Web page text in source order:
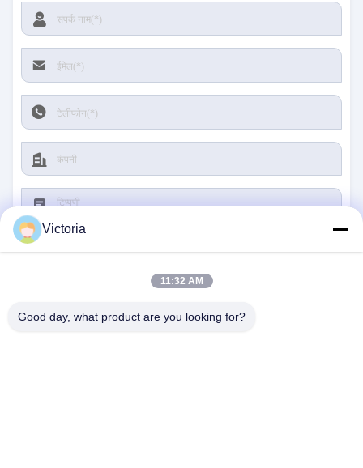
Victoria
11:32 AM
Good day, what product are you looking for?